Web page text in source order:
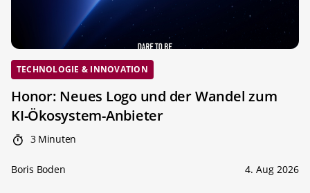
TECHNOLOGIE & INNOVATION
Honor: Neues Logo und der Wandel zum
KI-Ökosystem-Anbieter
3 Minuten
Boris Boden 4. Aug 2026